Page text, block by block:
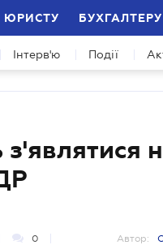
ЮРИСТУ БУХГАЛТЕРУ
Інтерв'ю Події
з'являтися
0 Автор: